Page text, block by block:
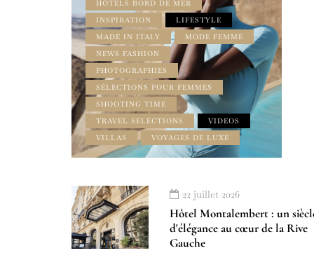
HÔTELS BORD DE MER
INSPIRATION
LIFESTYLE
MADE IN ITALY
MODE FEMME
NEWS FASHION
PHOTOGRAPHIES
SÉLECTIONS POUR FEMMES
SHOOTING TIME
TRAVEL SELECTIONS
VIDEOS
VILLAS
VOYAGES DE LUXE
22 juillet 2026
Hôtel Montalembert : un
d'élégance au cœur de la Rive
Gauche